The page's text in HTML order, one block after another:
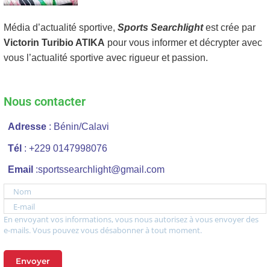
Média d’actualité sportive, Sports Searchlightest crée par
Victorin Turibio ATIKA pour vous informer et décrypter avec
vous l’actualité sportive avec rigueur et passion.
Nous contacter
Adresse : Bénin/Calavi
Tél : +229 0147998076
Email :sportssearchlight@gmail.com
Nom
E-mail
En envoyant vos informations, vous nous autorisez à vous envoyer des
e-mails. Vous pouvez vous désabonner à tout moment.
Envoyer